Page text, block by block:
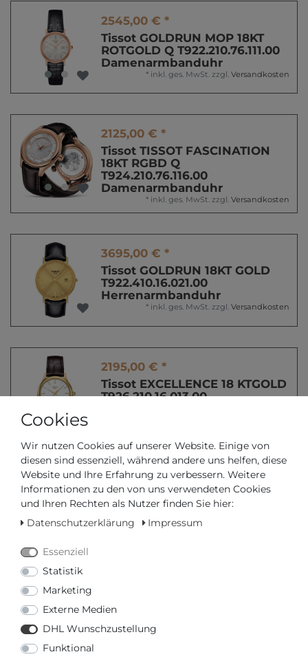
2545,00 € *
Tissot GOLDRUN MOP 18KT
ROTGOLD Q T922.210.76.111.00
Damenarmbanduhr
* inkl. ges. MwSt. zzgl. Versandkosten
2125,00 € *
Tissot TISSOT FASCINATION
18KT RGBD Q
T924.210.76.116.00
Damenarmbanduhr
* inkl. ges. MwSt. zzgl. Versandkosten
3695,00 € *
Tissot GOLDRUN 18KT GOLD
T922.410.16.021.00
Herrenarmbanduhr
* inkl. ges. MwSt. zzgl. Versandkosten
2195,00 € *
Tissot EXCELLENCE 18 KTGOLD
T926.210.16.013.00
2495,00 € *
Tissot GOLDRUN 18KT
ROTGOLD T922.210.76.011.00
Damenarmbanduhr
Tissot DREAM 18 KT RG
T914.410.76.017.00
Herrenarmbanduhr
Cookies
Wir nutzen Cookies auf unserer Website. Einige von
diesen sind essenziell, während andere uns helfen, diese
Website und Ihre Erfahrung zu verbessern. Weitere
Informationen zu den von uns verwendeten Cookies
und Ihren Rechten als Nutzer finden Sie hier:
Datenschutzerklärung
Impressum
Essenziell
Statistik
Marketing
Externe Medien
DHL Wunschzustellung
Funktional